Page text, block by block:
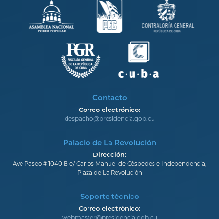
Contacto
Correo electrónico:
despacho@presidencia.gob.cu
Palacio de La Revolución
Dirección:
Ave Paseo # 1040 B e/ Carlos Manuel de Céspedes e Independencia,
Plaza de La Revolución
Soporte técnico
Correo electrónico:
webmaster@presidencia.gob.cu